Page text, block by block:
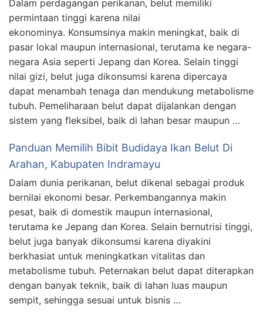
Dalam perdagangan perikanan, belut memiliki
permintaan tinggi karena nilai
ekonominya. Konsumsinya makin meningkat, baik di
pasar lokal maupun internasional, terutama ke negara-
negara Asia seperti Jepang dan Korea. Selain tinggi
nilai gizi, belut juga dikonsumsi karena dipercaya
dapat menambah tenaga dan mendukung metabolisme
tubuh. Pemeliharaan belut dapat dijalankan dengan
sistem yang fleksibel, baik di lahan besar maupun …
Panduan Memilih Bibit Budidaya Ikan Belut Di
Arahan, Kabupaten Indramayu
Dalam dunia perikanan, belut dikenal sebagai produk
bernilai ekonomi besar. Perkembangannya makin
pesat, baik di domestik maupun internasional,
terutama ke Jepang dan Korea. Selain bernutrisi tinggi,
belut juga banyak dikonsumsi karena diyakini
berkhasiat untuk meningkatkan vitalitas dan
metabolisme tubuh. Peternakan belut dapat diterapkan
dengan banyak teknik, baik di lahan luas maupun
sempit, sehingga sesuai untuk bisnis …